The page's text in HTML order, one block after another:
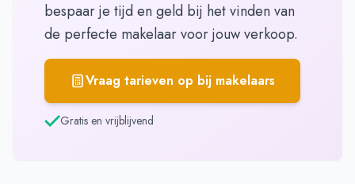
bespaar je tijd en geld bij het vinden van
de perfecte makelaar voor jouw verkoop.
Vraag tarieven op bij makelaars
Gratis en vrijblijvend